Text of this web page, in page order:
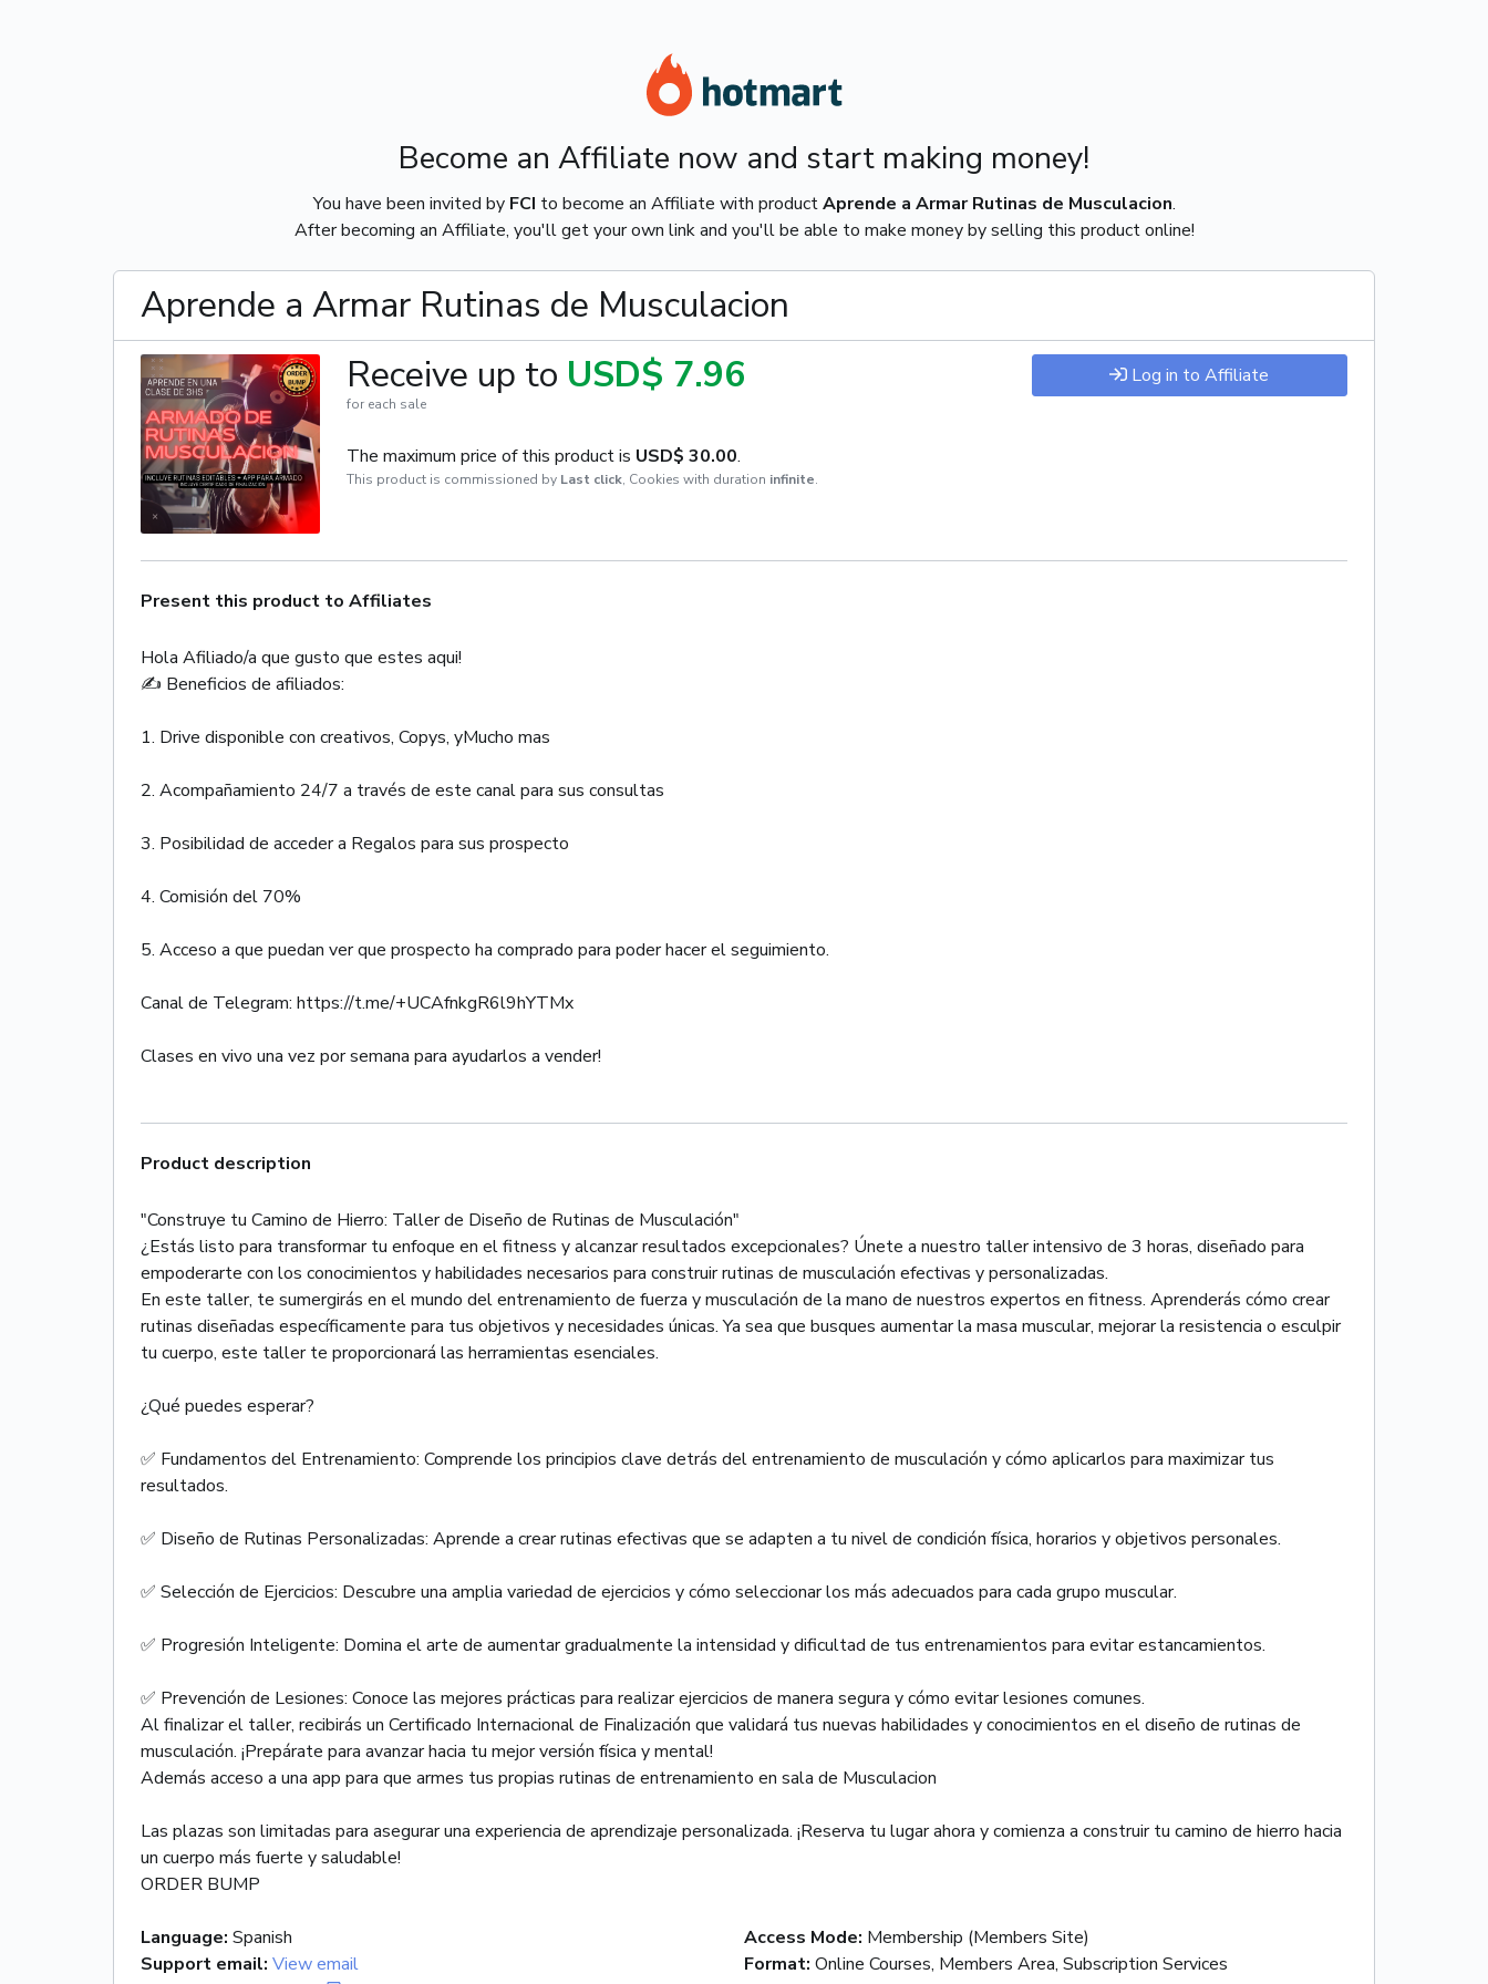
Become an Affiliate now and start making money!
You have been invited by FCI to become an Affiliate with productAprende a Armar Rutinas de Musculacion.
After becoming an Affiliate, you'll get your own link and you'll be able to make money by selling this product online!
Aprende a Armar Rutinas de Musculacion
Receive up to USD$ 7.96
for each sale
The maximum price of this product is USD$ 30.00.
This product is commissioned by Last click, Cookies with duration infinite.
Log in to Affiliate
Present this product to Affiliates
Hola Afiliado/a que gusto que estes aqui!
✍ Beneficios de afiliados:
1. Drive disponible con creativos, Copys, yMucho mas
2. Acompañamiento 24/7 a través de este canal para sus consultas
3. Posibilidad de acceder a Regalos para sus prospecto
4. Comisión del 70%
5. Acceso a que puedan ver que prospecto ha comprado para poder hacer el seguimiento.
Canal de Telegram: https://t.me/+UCAfnkgR6l9hYTMx
Product description
"Construye tu Camino de Hierro: Taller de Diseño de Rutinas de Musculación"
¿Estás listo para transformar tu enfoque en el fitness y alcanzar resultados excepcionales? Únete a nuestro taller intensivo de 3 horas, diseñado para
empoderarte con los conocimientos y habilidades necesarios para construir rutinas de musculación efectivas y personalizadas.
En este taller, te sumergirás en el mundo del entrenamiento de fuerza y musculación de la mano de nuestros expertos en fitness. Aprenderás cómo crear
rutinas diseñadas específicamente para tus objetivos y necesidades únicas. Ya sea que busques aumentar la masa muscular, mejorar la resistencia o esculpir
tu cuerpo, este taller te proporcionará las herramientas esenciales.
¿Qué puedes esperar?
✅ Fundamentos del Entrenamiento: Comprende los principios clave detrás del entrenamiento de musculación y cómo aplicarlos para maximizar tus
resultados.
✅ Diseño de Rutinas Personalizadas: Aprende a crear rutinas efectivas que se adapten a tu nivel de condición física, horarios y objetivos personales.
✅ Selección de Ejercicios: Descubre una amplia variedad de ejercicios y cómo seleccionar los más adecuados para cada grupo muscular.
✅ Progresión Inteligente: Domina el arte de aumentar gradualmente la intensidad y dificultad de tus entrenamientos para evitar estancamientos.
✅ Prevención de Lesiones: Conoce las mejores prácticas para realizar ejercicios de manera segura y cómo evitar lesiones comunes.
Al finalizar el taller, recibirás un Certificado Internacional de Finalización que validará tus nuevas habilidades y conocimientos en el diseño de rutinas de
musculación. ¡Prepárate para avanzar hacia tu mejor versión física y mental!
Además acceso a una app para que armes tus propias rutinas de entrenamiento en sala de Musculacion
Las plazas son limitadas para asegurar una experiencia de aprendizaje personalizada. ¡Reserva tu lugar ahora y comienza a construir tu camino de hierro hacia
un cuerpo más fuerte y saludable!
ORDER BUMP
Language: Spanish
Support email: View email
Access Mode: Membership (Members Site)
Format: Online Courses, Members Area, Subscription Services